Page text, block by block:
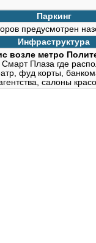
Паркинг
предусмотрен
Инфраструктура
возле метро
Плаза где
фуд корты,
салоны